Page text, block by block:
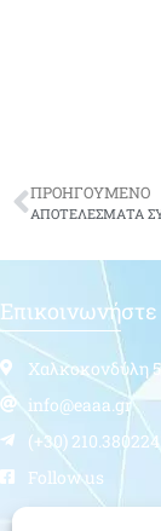
ΠΡΟΗΓΟΥΜΕΝΟ
ΑΠΟΤΕΛΕΣΜΑΤΑ
Χαλκοκονδύλη
info@eaaa.gr
(+30)
Follow us